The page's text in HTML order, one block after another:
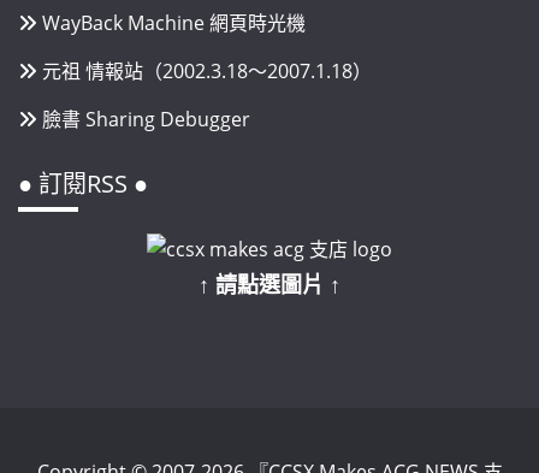
WayBack Machine 網頁時光機
元祖 情報站（2002.3.18～2007.1.18）
臉書 Sharing Debugger
● 訂閱RSS ●
↑ 請點選圖片 ↑